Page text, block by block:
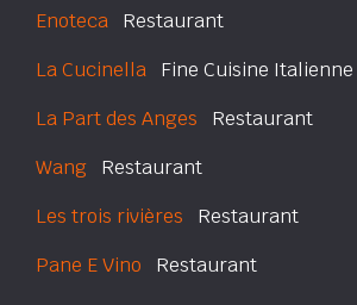
Enoteca Restaurant
La Cucinella Fine Cuisine Italienne
La Part des Anges Restaurant
Wang Restaurant
Les trois rivières Restaurant
Pane E Vino Restaurant